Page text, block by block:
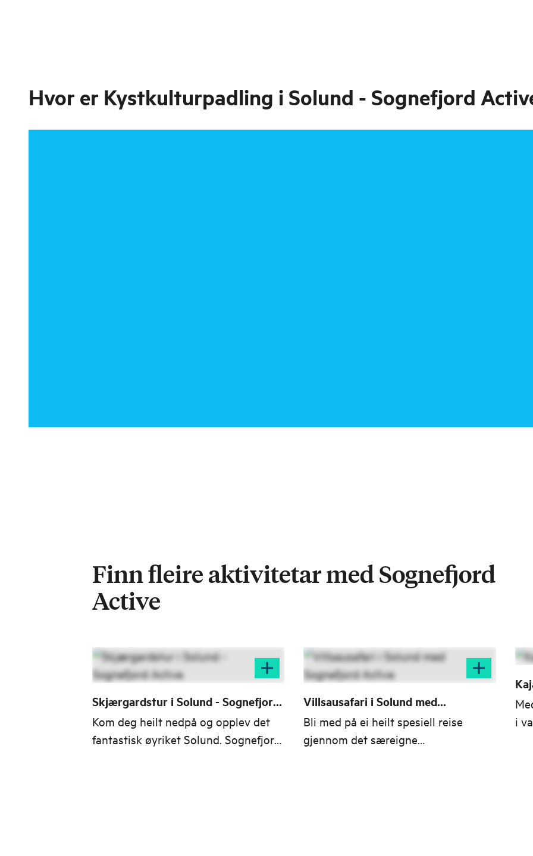
Hvor er Kystkulturpadling i Solund - Sognefjord
Finn fleire aktivitetar med Sognefjord
Active
Skjærgardstur i Solund - Sognefjord
Active
Kom deg heilt nedpå og opplev det
fantastisk øyriket Solund. Sognefjord
Villsausafari i Solund med
Sognefjord Active
Bli med på ei heilt spesiell reise
gjennom det særeigne
i